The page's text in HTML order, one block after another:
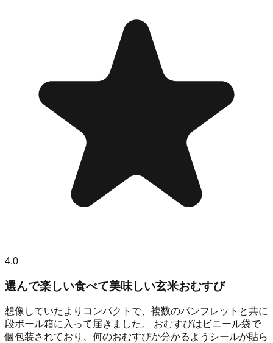
4.0
選んで楽しい食べて美味しい玄米おむすび
想像していたよりコンパクトで、複数のパンフレットと共に
段ボール箱に入って届きました。 おむすびはビニール袋で
個包装されており、何のおむすびか分かるようシールが貼ら